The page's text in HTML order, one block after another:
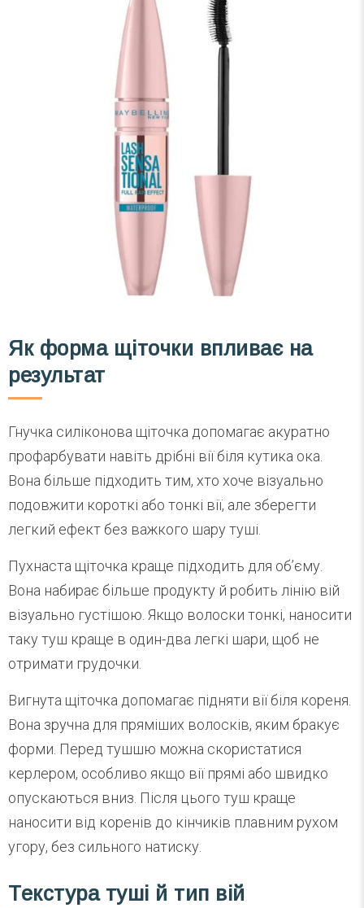
Як форма щіточки впливає на
результат
Гнучка силіконова щіточка допомагає акуратно
профарбувати навіть дрібні вії біля кутика ока.
Вона більше підходить тим, хто хоче візуально
подовжити короткі або тонкі вії, але зберегти
легкий ефект без важкого шару туші.
Пухнаста щіточка краще підходить для об’єму.
Вона набирає більше продукту й робить лінію вій
візуально густішою. Якщо волоски тонкі, наносити
таку туш краще в один-два легкі шари, щоб не
отримати грудочки.
Вигнута щіточка допомагає підняти вії біля кореня.
Вона зручна для пряміших волосків, яким бракує
форми. Перед тушшю можна скористатися
керлером, особливо якщо вії прямі або швидко
опускаються вниз. Після цього туш краще
наносити від коренів до кінчиків плавним рухом
угору, без сильного натиску.
Текстура туші й тип вій